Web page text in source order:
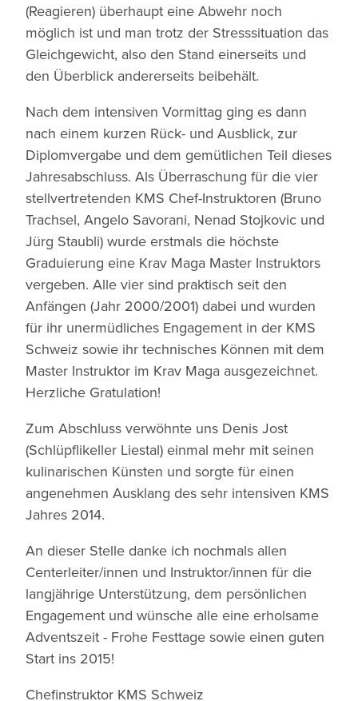
(Reagieren) überhaupt eine Abwehr noch
möglich ist und man trotz der Stresssituation das
Gleichgewicht, also den Stand einerseits und
den Überblick andererseits beibehält.
Nach dem intensiven Vormittag ging es dann
nach einem kurzen Rück- und Ausblick, zur
Diplomvergabe und dem gemütlichen Teil dieses
Jahresabschluss. Als Überraschung für die vier
stellvertretenden KMS Chef-Instruktoren (Bruno
Trachsel, Angelo Savorani, Nenad Stojkovic und
Jürg Staubli) wurde erstmals die höchste
Graduierung eine Krav Maga Master Instruktors
vergeben. Alle vier sind praktisch seit den
Anfängen (Jahr 2000/2001) dabei und wurden
für ihr unermüdliches Engagement in der KMS
Schweiz sowie ihr technisches Können mit dem
Master Instruktor im Krav Maga ausgezeichnet.
Herzliche Gratulation!
Zum Abschluss verwöhnte uns Denis Jost
(Schlüpflikeller Liestal) einmal mehr mit seinen
kulinarischen Künsten und sorgte für einen
angenehmen Ausklang des sehr intensiven KMS
Jahres 2014.
An dieser Stelle danke ich nochmals allen
Centerleiter/innen und Instruktor/innen für die
langjährige Unterstützung, dem persönlichen
Engagement und wünsche alle eine erholsame
Adventszeit - Frohe Festtage sowie einen guten
Start ins 2015!
Chefinstruktor KMS Schweiz